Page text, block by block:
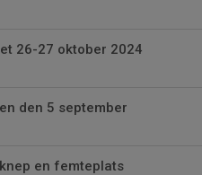
26-27 oktober 2024
den 5 september
en femteplats